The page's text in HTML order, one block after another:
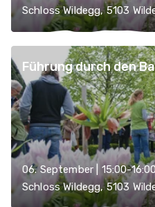
Schloss Wildegg, 5103
Führung durch den
06. September | 15:00-
Schloss Wildegg, 5103